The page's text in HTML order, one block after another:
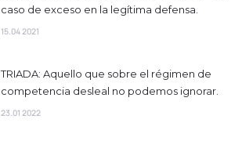
caso de exceso en la legítima defensa.
15.04 2021
TRIADA: Aquello que sobre el régimen de
competencia desleal no podemos ignorar.
23.01 2022